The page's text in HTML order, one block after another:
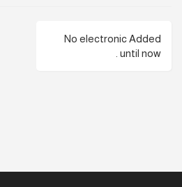
No electronic Added
until now .